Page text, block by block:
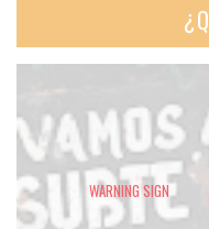
WARNING SIGN